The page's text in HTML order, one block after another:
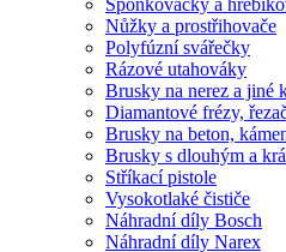
Sponkovačky a
Nůžky a prostřihovače
Polyfúzní svářečky
Rázové utahováky
Brusky na nerez a jiné
Diamantové frézy,
Brusky na beton,
Brusky s dlouhým a
Stříkací pistole
Vysokotlaké čističe
Náhradní díly Bosch
Náhradní díly Narex